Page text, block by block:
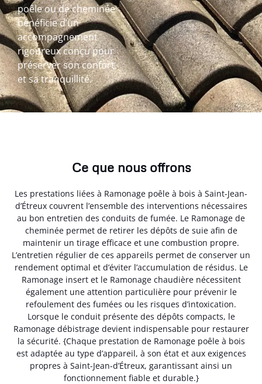
poêle ou de cheminée
bénéficie d’un
accompagnement
rigoureux conçu pour
préserver son confort
et sa tranquillité.
Ce que nous offrons
Les prestations liées à Ramonage poêle à bois à Saint-Jean-
d’Étreux couvrent l’ensemble des interventions nécessaires
au bon entretien des conduits de fumée. Le Ramonage de
cheminée permet de retirer les dépôts de suie afin de
maintenir un tirage efficace et une combustion propre.
L’entretien régulier de ces appareils permet de conserver un
rendement optimal et d’éviter l’accumulation de résidus. Le
Ramonage insert et le Ramonage chaudière nécessitent
également une attention particulière pour prévenir le
refoulement des fumées ou les risques d’intoxication.
Lorsque le conduit présente des dépôts compacts, le
Ramonage débistrage devient indispensable pour restaurer
la sécurité. {Chaque prestation de Ramonage poêle à bois
est adaptée au type d’appareil, à son état et aux exigences
propres à Saint-Jean-d’Étreux, garantissant ainsi un
fonctionnement fiable et durable.}